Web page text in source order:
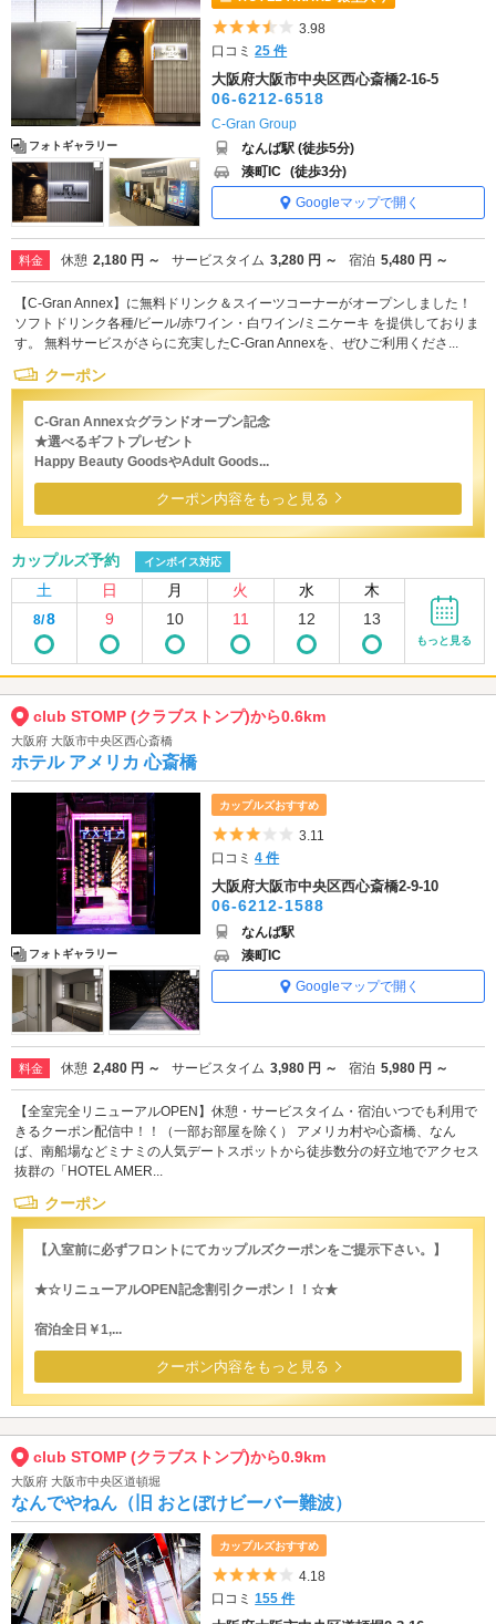
フォトギャラリー
5つ星のうち3.5
3.98
口コミ25 件
大阪府大阪市中央区西心斎橋2-16-5
06-6212-6518
C-Gran Group
なんば駅 (徒歩5分)
湊町IC (徒歩3分)
Googleマップで開く
料金 休憩 2,180 円 ～ サービスタイム 3,280 円 ～ 宿泊 5,480 円 ～
【C-Gran Annex】に無料ドリンク＆スイーツコーナーがオープンしました！
ソフトドリンク各種/ビール/赤ワイン・白ワイン/ミニケーキ を提供しておりま
す。 無料サービスがさらに充実したC-Gran Annexを、ぜひご利用くださ...
クーポン
C-Gran Annex☆グランドオープン記念
★選べるギフトプレゼント
Happy Beauty GoodsやAdult Goods...
クーポン内容をもっと見る
カップルズ予約 インボイス対応
土 日 月 火 水 木
8/8 9 10 11 12 13
もっと見る
club STOMP (クラブストンプ)から0.6km
大阪府 大阪市中央区西心斎橋
ホテル アメリカ 心斎橋
フォトギャラリー
カップルズおすすめ
5つ星のうち3
3.11
口コミ4 件
大阪府大阪市中央区西心斎橋2-9-10
06-6212-1588
なんば駅
湊町IC
Googleマップで開く
料金 休憩 2,480 円 ～ サービスタイム 3,980 円 ～ 宿泊 5,980 円 ～
【全室完全リニューアルOPEN】休憩・サービスタイム・宿泊いつでも利用で
きるクーポン配信中！！（一部お部屋を除く） アメリカ村や心斎橋、なん
ば、南船場などミナミの人気デートスポットから徒歩数分の好立地でアクセス
抜群の「HOTEL AMER...
クーポン
【入室前に必ずフロントにてカップルズクーポンをご提示下さい。】
★☆リニューアルOPEN記念割引クーポン！！☆★
宿泊全日￥1,...
クーポン内容をもっと見る
club STOMP (クラブストンプ)から0.9km
大阪府 大阪市中央区道頓堀
なんでやねん（旧 おとぼけビーバー難波）
カップルズおすすめ
5つ星のうち4
4.18
口コミ155 件